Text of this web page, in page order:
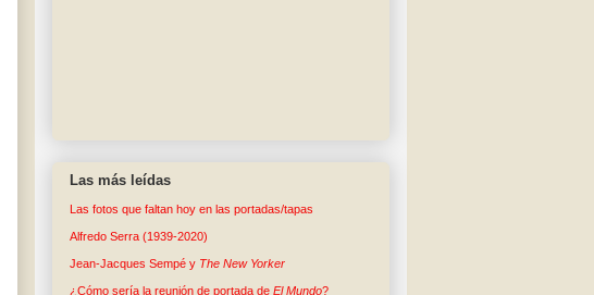
Las más leídas
Las fotos que faltan hoy en las portadas/tapas
Alfredo Serra (1939-2020)
Jean-Jacques Sempé y The New Yorker
¿Cómo sería la reunión de portada de El Mundo?